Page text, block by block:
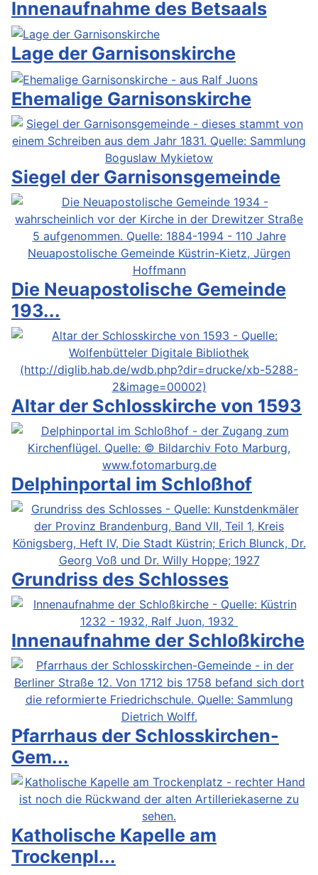
Innenaufnahme des Betsaals
Lage der Garnisonskirche
Ehemalige Garnisonskirche
Siegel der Garnisonsgemeinde
Die Neuapostolische Gemeinde
193...
Altar der Schlosskirche von 1593
Delphinportal im Schloßhof
Grundriss des Schlosses
Innenaufnahme der Schloßkirche
Pfarrhaus der Schlosskirchen-
Gem...
Katholische Kapelle am
Trockenpl...